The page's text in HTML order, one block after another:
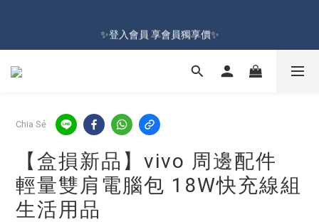
NTD  🚛
✅訂閱訂單通知 進度及時掌握
🔥Đăng kí hội viên tặng ngay 100 NTD ưu đãi🔥Freeship từ 599
NTD  🚛
Chia Sẻ
【盒損新品】vivo 周邊配件
輕量雙肩電腦包 18W快充線組
生活用品